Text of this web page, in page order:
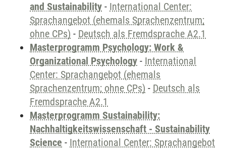
and Sustainability - International Center:
Sprachangebot (ehemals Sprachenzentrum;
ohne CPs) - Deutsch als Fremdsprache A2.1
Masterprogramm Psychology: Work &
Organizational Psychology - International
Center: Sprachangebot (ehemals
Sprachenzentrum; ohne CPs) - Deutsch als
Fremdsprache A2.1
Masterprogramm Sustainability:
Nachhaltigkeitswissenschaft - Sustainability
Science - International Center: Sprachangebot